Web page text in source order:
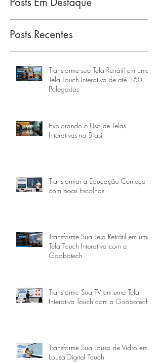
Posts Recentes
Transforme sua Tela Retrátil em uma
Tela Touch Interativa de até 160
Polegadas
Explorando o Uso de Telas
Interativas no Brasil
Transformar a Educação Começa
com Boas Escolhas
Transforme Sua Tela Retrátil em uma
Tela Touch Interativa com a
Goobotech
Transforme Sua TV em uma Tela
Interativa Touch com a Goobotech
Transforme Sua Lousa de Vidro em
Lousa Digital Touch